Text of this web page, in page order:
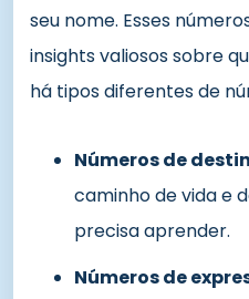
seu nome. Esses
insights valiosos sobre
há tipos diferentes de
Números de
caminho de vida e
precisa aprender.
Números de